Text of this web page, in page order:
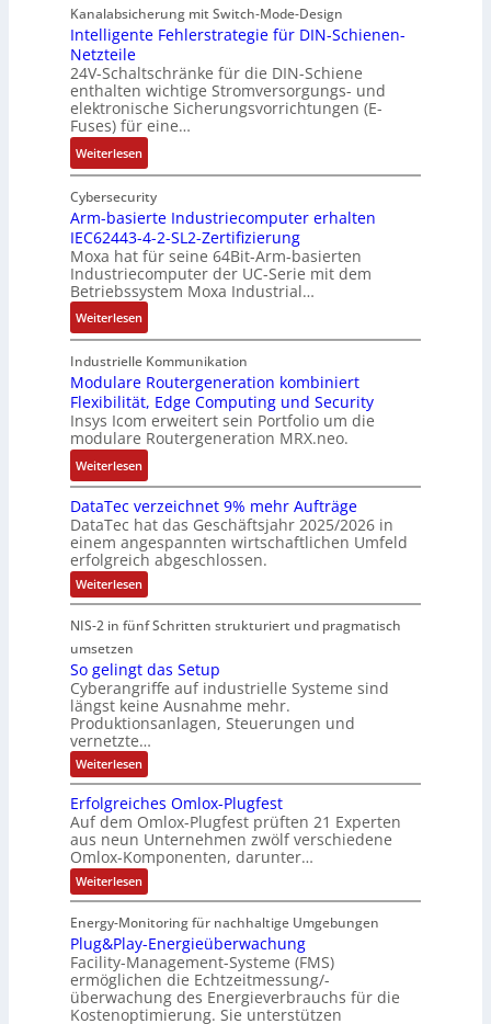
i
s
c
h
e
G
e
h
ä
u
s
e
d
e
h
n
u
n
g
e
n
u
i
e
r
e
n
A
u
f
w
a
n
d
,
K
o
t
e
n
u
n
d
S
t
ö
r
a
n
ä
l
l
i
g
k
e
i
t
u
v
r
ä
n
i
t
ä
t
b
e
g
i
n
n
t
a
n
d
e
r
M
a
s
c
h
i
n
e
k
r
d
b
e
t
e
i
l
i
g
u
n
g
b
e
m
2
0
2
6
E
u
r
o
p
a
E
t
h
r
c
a
t
P
l
u
g
F
e
s
t
Kanalabsicherung mit Switch-Mode-Design
Intelligente Fehlerstrategie für DIN-Schienen-
Netzteile
24V-Schaltschränke für die DIN-Schiene
enthalten wichtige Stromversorgungs- und
elektronische Sicherungsvorrichtungen (E-
Fuses) für eine…
Weiterlesen:
I
n
t
e
l
l
i
g
e
n
e
F
e
h
l
e
r
s
t
r
a
t
g
i
e
ü
r
D
I
N
-
S
c
h
i
e
n
e
Cybersecurity
Arm-basierte Industriecomputer erhalten
IEC62443-4-2-SL2-Zertifizierung
Moxa hat für seine 64Bit-Arm-basierten
Industriecomputer der UC-Serie mit dem
Betriebssystem Moxa Industrial…
Weiterlesen:
A
r
m
-
b
a
s
i
e
r
t
e
I
n
d
s
t
r
i
e
c
o
m
p
u
t
e
r
e
r
h
a
Industrielle Kommunikation
Modulare Routergeneration kombiniert
Flexibilität, Edge Computing und Security
Insys Icom erweitert sein Portfolio um die
modulare Routergeneration MRX.neo.
Weiterlesen:
M
o
d
u
l
a
r
e
o
u
t
e
r
g
e
n
e
r
a
t
i
o
n
k
o
DataTec verzeichnet 9% mehr Aufträge
DataTec hat das Geschäftsjahr 2025/2026 in
einem angespannten wirtschaftlichen Umfeld
erfolgreich abgeschlossen.
Weiterlesen:
D
t
e
c
v
e
z
e
i
c
h
n
e
t
9
%
m
e
r
A
u
f
t
NIS-2 in fünf Schritten strukturiert und pragmatisch
umsetzen
So gelingt das Setup
Cyberangriffe auf industrielle Systeme sind
längst keine Ausnahme mehr.
Produktionsanlagen, Steuerungen und
vernetzte…
Weiterlesen:
S
o
g
e
i
n
g
t
d
a
s
S
e
t
u
Erfolgreiches Omlox-Plugfest
Auf dem Omlox-Plugfest prüften 21 Experten
aus neun Unternehmen zwölf verschiedene
Omlox-Komponenten, darunter…
Weiterlesen:
E
f
o
l
g
r
e
i
Energy-Monitoring für nachhaltige Umgebungen
Plug&Play-Energieüberwachung
Facility-Management-Systeme (FMS)
ermöglichen die Echtzeitmessung/-
überwachung des Energieverbrauchs für die
Kostenoptimierung. Sie unterstützen